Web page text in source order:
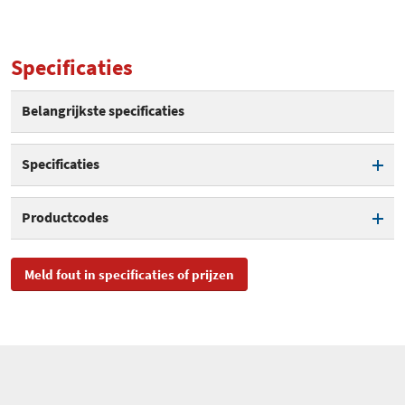
Specificaties
Belangrijkste specificaties
Specificaties
Productcodes
SKU 1294860
Meld fout in specificaties of prijzen